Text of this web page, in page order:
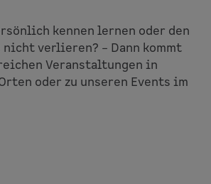
kennen lernen oder den
verlieren? – Dann kommt
Veranstaltungen in
oder zu unseren Events im